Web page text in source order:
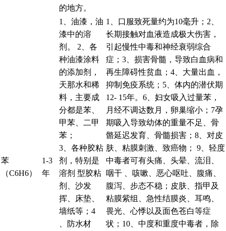
的地方。
苯
（C6H6）
1-3
年
1、油漆，油
漆中的溶
剂。 2、各
种油漆涂料
的添加剂，
天那水和稀
料，主要成
分都是苯、
甲苯、二甲
苯；
3、各种胶粘
剂，特别是
溶剂 型胶粘
剂、沙发
挥、床垫、
墙纸等；4
、防水材
1、口服致死量约为10毫升；2、
长期接触对血液造成极大伤害，
引起慢性中毒和神经衰弱综合
症；3、损害骨髓，导致白血病和
再生障碍性贫血；4、大量出血，
抑制免疫系统；5、体内的潜伏期
12- 15年。6、妇女吸入过量苯，
月经不调达数月，卵巢缩小；7孕
期吸入导致幼体的重量不足、骨
骼延迟发育、骨髓损害；8、对皮
肤、粘膜刺激、致癌物； 9、轻度
中毒者可有头痛、头晕、流泪、
咽干 、咳嗽、恶心呕吐、腹痛、
腹泻、步态不稳；皮肤、指甲及
粘膜紫组、急性结膜炎、耳鸣、
畏光、心悸以及面色苍白等症
状；10、中度和重度中毒者，除